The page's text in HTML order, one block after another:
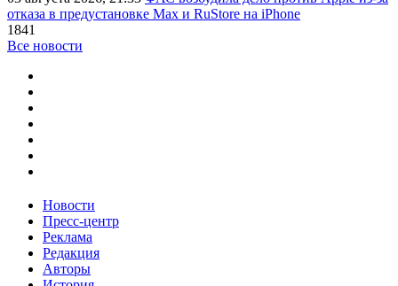
отказа в предустановке Max и RuStore на iPhone
1841
Все новости
Новости
Пресс-центр
Реклама
Редакция
Авторы